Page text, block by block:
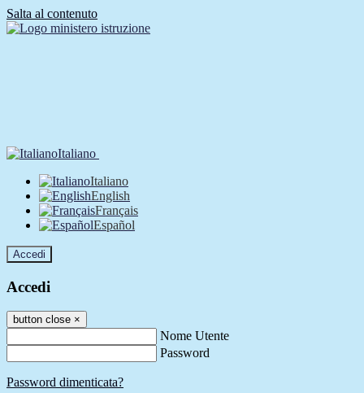
Salta al contenuto
Italiano
Italiano
English
Français
Español
Accedi
Accedi
button close ×
Nome Utente
Password
Password dimenticata?